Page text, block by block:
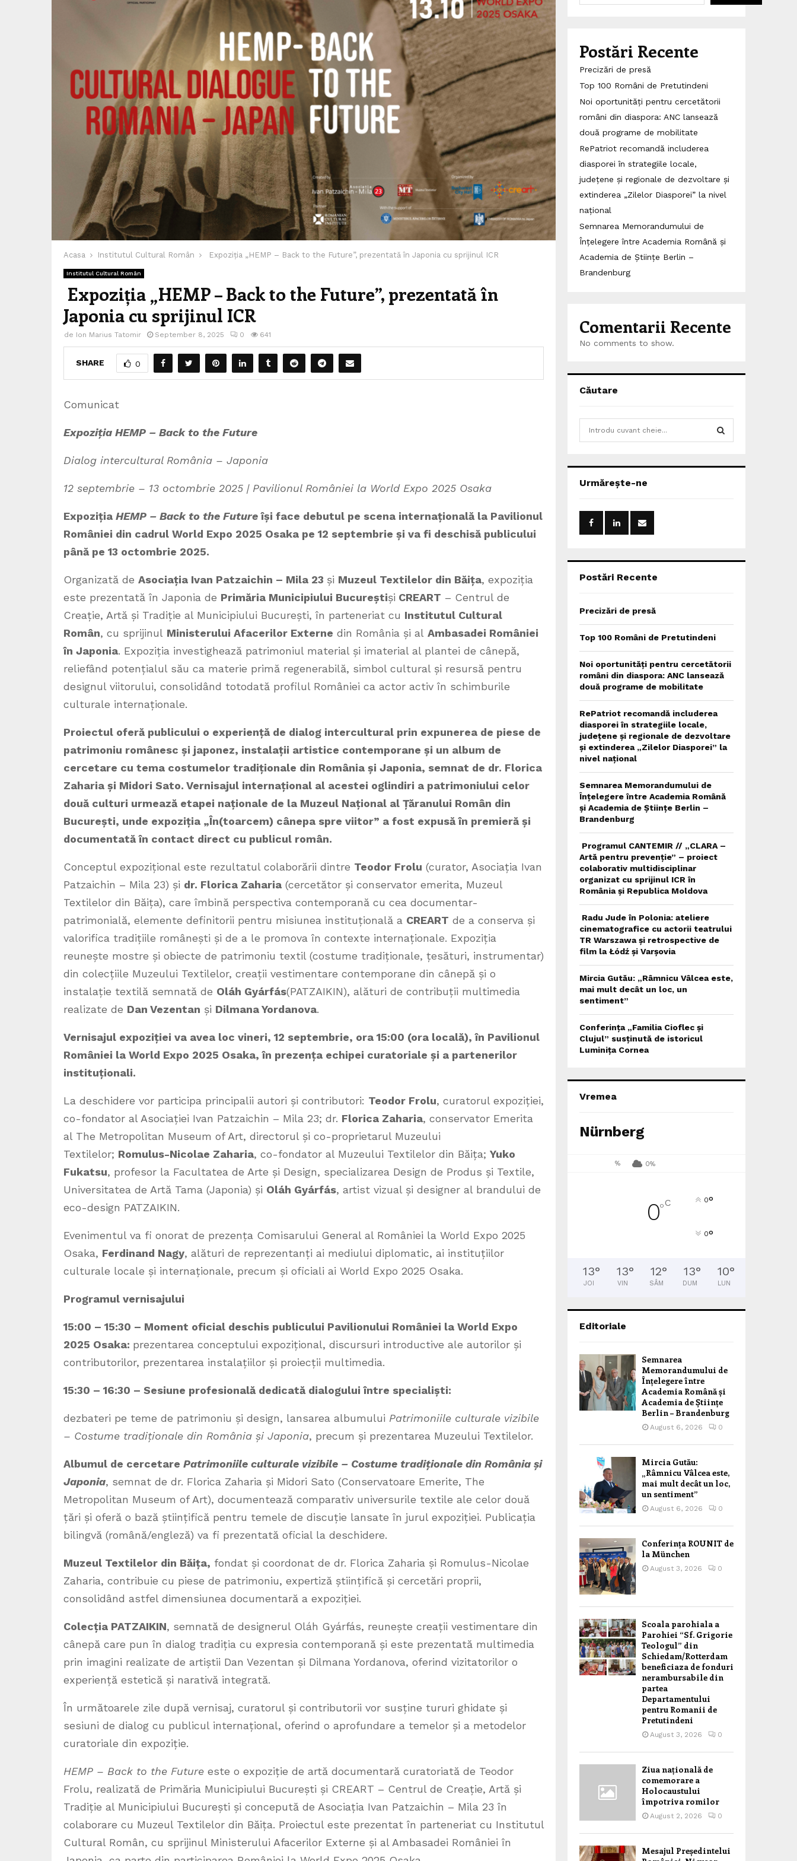
Acasa Institutul Cultural Român Expoziția „HEMP – Back to the Future”, prezentată în Japonia cu sprijinul ICR
Institutul Cultural Român
Expoziția „HEMP – Back to the Future”, prezentată în
Japonia cu sprijinul ICR
de Ion Marius Tatomir September 8, 2025 0 641
SHARE 0
Comunicat
Expoziția HEMP – Back to the Future
Dialog intercultural România – Japonia
12 septembrie – 13 octombrie 2025 | Pavilionul României la World Expo 2025 Osaka
Expoziția HEMP – Back to the Futureîși face debutul pe scena internațională la Pavilionul
României din cadrul World Expo 2025 Osaka pe 12 septembrie și va fi deschisă publicului
până pe 13 octombrie 2025.
Organizată de Asociația Ivan Patzaichin – Mila 23 și Muzeul Textilelor din Băița, expoziția
este prezentată în Japonia de Primăria Municipiului Bucureștiși CREART – Centrul de
Creație, Artă și Tradiție al Municipiului București, în parteneriat cu Institutul Cultural
Român, cu sprijinul Ministerului Afacerilor Externe din România și al Ambasadei României
în Japonia. Expoziția investighează patrimoniul material și imaterial al plantei de cânepă,
reliefând potențialul său ca materie primă regenerabilă, simbol cultural și resursă pentru
designul viitorului, consolidând totodată profilul României ca actor activ în schimburile
culturale internaționale.
Proiectul oferă publicului o experiență de dialog intercultural prin expunerea de piese de
patrimoniu românesc și japonez, instalații artistice contemporane și un album de
cercetare cu tema costumelor tradiționale din România și Japonia, semnat de dr. Florica
Zaharia și Midori Sato. Vernisajul internațional al acestei oglindiri a patrimoniului celor
două culturi urmează etapei naționale de la Muzeul Național al Țăranului Român din
București, unde expoziția „În(toarcem) cânepa spre viitor” a fost expusă în premieră și
documentată în contact direct cu publicul român.
Conceptul expozițional este rezultatul colaborării dintre Teodor Frolu (curator, Asociația Ivan
Patzaichin – Mila 23) și dr. Florica Zaharia (cercetător și conservator emerita, Muzeul
Textilelor din Băița), care îmbină perspectiva contemporană cu cea documentar-
patrimonială, elemente definitorii pentru misiunea instituțională a CREART de a conserva și
valorifica tradițiile românești și de a le promova în contexte internaționale. Expoziția
reunește mostre și obiecte de patrimoniu textil (costume tradiționale, țesături, instrumentar)
din colecțiile Muzeului Textilelor, creații vestimentare contemporane din cânepă și o
instalație textilă semnată de Oláh Gyárfás(PATZAIKIN), alături de contribuții multimedia
realizate de Dan Vezentan și Dilmana Yordanova.
Vernisajul expoziției va avea loc vineri, 12 septembrie, ora 15:00 (ora locală), în Pavilionul
României la World Expo 2025 Osaka, în prezența echipei curatoriale și a partenerilor
instituționali.
La deschidere vor participa principalii autori și contributori: Teodor Frolu, curatorul expoziției,
co-fondator al Asociației Ivan Patzaichin – Mila 23; dr. Florica Zaharia, conservator Emerita
al The Metropolitan Museum of Art, directorul și co-proprietarul Muzeului
Textilelor; Romulus-Nicolae Zaharia, co-fondator al Muzeului Textilelor din Băița; Yuko
Fukatsu, profesor la Facultatea de Arte și Design, specializarea Design de Produs și Textile,
Universitatea de Artă Tama (Japonia) și Oláh Gyárfás, artist vizual și designer al brandului de
eco-design PATZAIKIN.
Evenimentul va fi onorat de prezența Comisarului General al României la World Expo 2025
Osaka, Ferdinand Nagy, alături de reprezentanți ai mediului diplomatic, ai instituțiilor
culturale locale și internaționale, precum și oficiali ai World Expo 2025 Osaka.
Programul vernisajului
15:00 – 15:30 – Moment oficial deschis publicului Pavilionului României la World Expo
2025 Osaka: prezentarea conceptului expozițional, discursuri introductive ale autorilor și
contributorilor, prezentarea instalațiilor și proiecții multimedia.
15:30 – 16:30 – Sesiune profesională dedicată dialogului între specialiști:
dezbateri pe teme de patrimoniu și design, lansarea albumului Patrimoniile culturale vizibile
– Costume tradiționale din România și Japonia, precum și prezentarea Muzeului Textilelor.
Albumul de cercetare Patrimoniile culturale vizibile – Costume tradiționale din România și
Japonia, semnat de dr. Florica Zaharia și Midori Sato (Conservatoare Emerite, The
Metropolitan Museum of Art), documentează comparativ universurile textile ale celor două
țări și oferă o bază științifică pentru temele de discuție lansate în jurul expoziției. Publicația
bilingvă (română/engleză) va fi prezentată oficial la deschidere.
Muzeul Textilelor din Băița, fondat și coordonat de dr. Florica Zaharia și Romulus-Nicolae
Zaharia, contribuie cu piese de patrimoniu, expertiză științifică și cercetări proprii,
consolidând astfel dimensiunea documentară a expoziției.
Colecția PATZAIKIN, semnată de designerul Oláh Gyárfás, reunește creații vestimentare din
cânepă care pun în dialog tradiția cu expresia contemporană și este prezentată multimedia
prin imagini realizate de artiștii Dan Vezentan și Dilmana Yordanova, oferind vizitatorilor o
experiență estetică și narativă integrată.
În următoarele zile după vernisaj, curatorul și contributorii vor susține tururi ghidate și
sesiuni de dialog cu publicul internațional, oferind o aprofundare a temelor și a metodelor
curatoriale din expoziție.
HEMP – Back to the Future este o expoziție de artă documentară curatoriată de Teodor
Frolu, realizată de Primăria Municipiului București și CREART – Centrul de Creație, Artă și
Tradiție al Municipiului București și concepută de Asociația Ivan Patzaichin – Mila 23 în
colaborare cu Muzeul Textilelor din Băița. Proiectul este prezentat în parteneriat cu Institutul
Cultural Român, cu sprijinul Ministerului Afacerilor Externe și al Ambasadei României în
Postări Recente
Precizări de presă
Top 100 Români de Pretutindeni
Noi oportunități pentru cercetătorii
români din diaspora: ANC lansează
două programe de mobilitate
RePatriot recomandă includerea
diasporei în strategiile locale,
județene și regionale de dezvoltare și
extinderea „Zilelor Diasporei” la nivel
național
Semnarea Memorandumului de
Înțelegere între Academia Română și
Academia de Științe Berlin –
Brandenburg
Comentarii Recente
No comments to show.
Căutare
h
o
:
Urmărește-ne
Postări Recente
Precizări de presă
Top 100 Români de Pretutindeni
Noi oportunități pentru cercetătorii
români din diaspora: ANC lansează
două programe de mobilitate
RePatriot recomandă includerea
diasporei în strategiile locale,
județene și regionale de dezvoltare
și extinderea „Zilelor Diasporei” la
nivel național
Semnarea Memorandumului de
Înțelegere între Academia Română
și Academia de Științe Berlin –
Brandenburg
Programul CANTEMIR // „CLARA –
Artă pentru prevenție” – proiect
colaborativ multidisciplinar
organizat cu sprijinul ICR în
România și Republica Moldova
Radu Jude în Polonia: ateliere
cinematografice cu actorii teatrului
TR Warszawa și retrospective de
film la Łódź și Varșovia
Mircia Gutău: „Râmnicu Vâlcea este,
mai mult decât un loc, un
sentiment”
Conferința „Familia Cioflec și
Clujul” susținută de istoricul
Luminița Cornea
Vremea
Nürnberg
% 0%
0°C 0°
0°
13°
JOI
13°
VIN
12°
SÂM
13°
DUM
10°
LUN
Editoriale
Semnarea
Memorandumului de
Înțelegere între
Academia Română și
Academia de Științe
Berlin – Brandenburg
August 6, 2026 0
Mircia Gutău:
„Râmnicu Vâlcea este,
mai mult decât un loc,
un sentiment”
August 6, 2026 0
Conferința ROUNIT de
la München
August 3, 2026 0
Scoala parohiala a
Parohiei “Sf. Grigorie
Teologul” din
Schiedam/Rotterdam
beneficiaza de fonduri
nerambursabile din
partea
Departamentului
pentru Romanii de
Pretutindeni
August 3, 2026 0
Ziua națională de
comemorare a
Holocaustului
împotriva romilor
August 2, 2026 0
Mesajul Președintelui